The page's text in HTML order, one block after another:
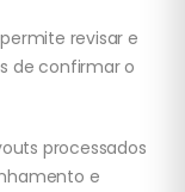
revisar e
de confirmar o
processados
e